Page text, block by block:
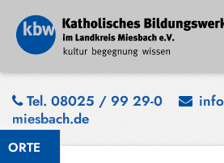
ORTE
Tel. 08025 / 99 29-0
miesbach.de
Bad
Wiessee
Bayrischzell